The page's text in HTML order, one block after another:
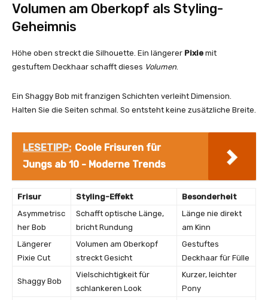
Volumen am Oberkopf als Styling-
Geheimnis
Höhe oben streckt die Silhouette. Ein längerer Pixie mit
gestuftem Deckhaar schafft dieses Volumen.
Ein Shaggy Bob mit franzigen Schichten verleiht Dimension.
Halten Sie die Seiten schmal. So entsteht keine zusätzliche Breite.
LESETIPP: Coole Frisuren für
Jungs ab 10 - Moderne Trends
Frisur Styling-Effekt
Besonderheit
Asymmetrisc
her Bob
Schafft optische Länge,
bricht Rundung
Länge nie direkt
am Kinn
Längerer
Pixie Cut
Volumen am Oberkopf
streckt Gesicht
Gestuftes
Deckhaar für Fülle
Shaggy Bob
Vielschichtigkeit für
schlankeren Look
Kurzer, leichter
Pony